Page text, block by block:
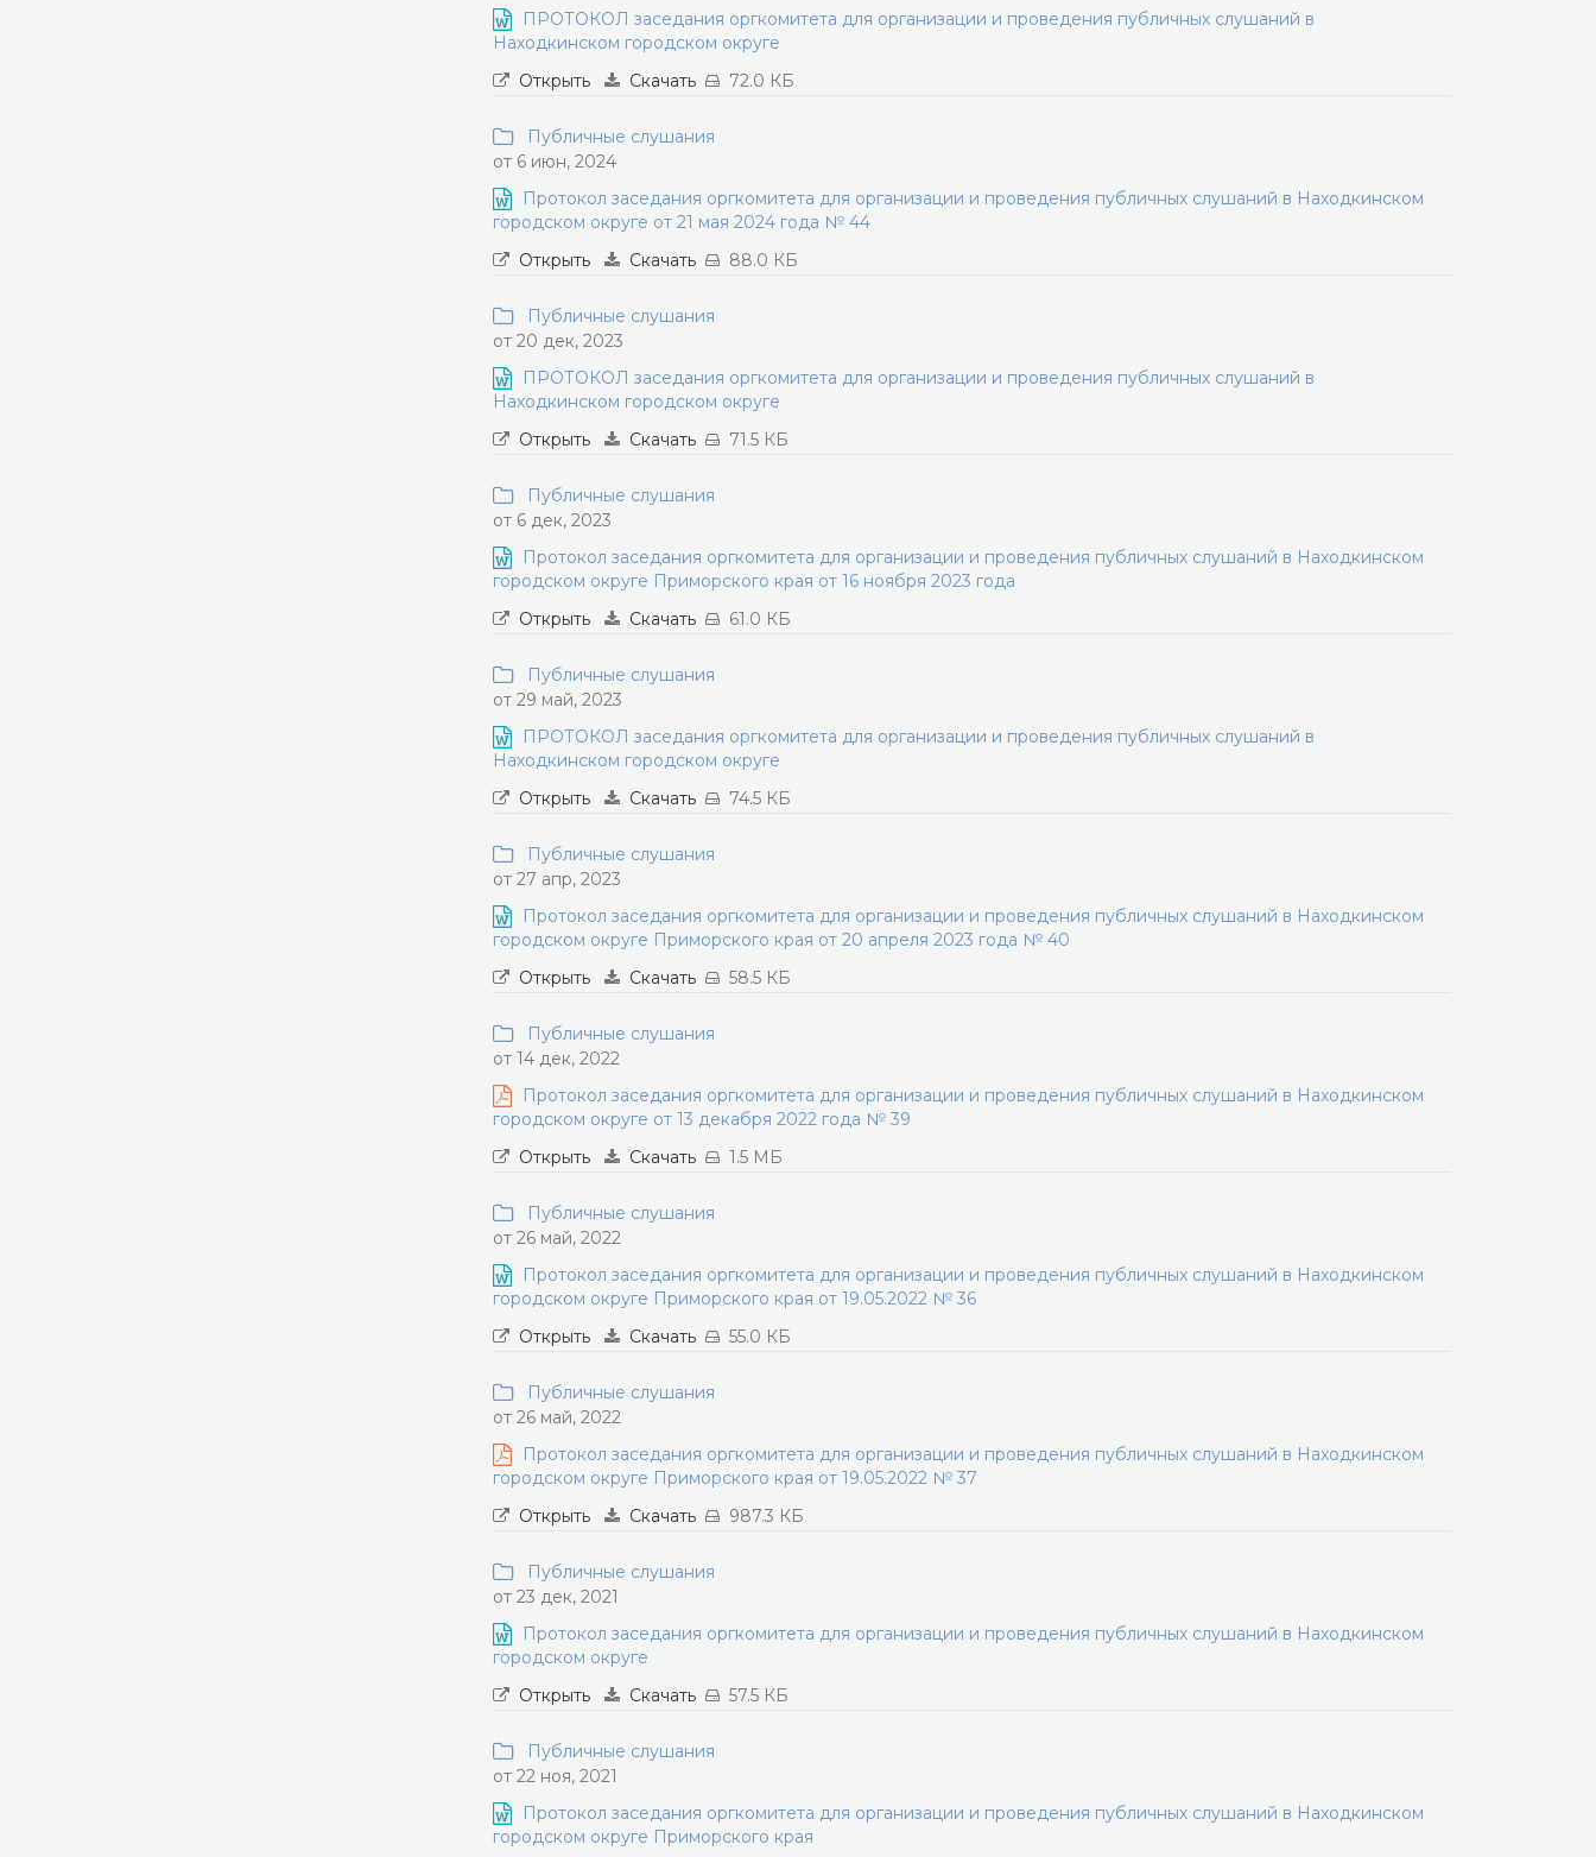
ПРОТОКОЛ заседания оргкомитета для организации и проведения публичных слушаний в
Находкинском городском округе
Открыть
Скачать 72.0 КБ
Публичные слушания
от 6 июн, 2024
Протокол заседания оргкомитета для организации и проведения публичных слушаний в Находкинском
городском округе от 21 мая 2024 года № 44
Открыть
Скачать 88.0 КБ
Публичные слушания
от 20 дек, 2023
ПРОТОКОЛ заседания оргкомитета для организации и проведения публичных слушаний в
Находкинском городском округе
Открыть
Скачать 71.5 КБ
Публичные слушания
от 6 дек, 2023
Протокол заседания оргкомитета для организации и проведения публичных слушаний в Находкинском
городском округе Приморского края от 16 ноября 2023 года
Открыть
Скачать 61.0 КБ
Публичные слушания
от 29 май, 2023
ПРОТОКОЛ заседания оргкомитета для организации и проведения публичных слушаний в
Находкинском городском округе
Открыть
Скачать 74.5 КБ
Публичные слушания
от 27 апр, 2023
Протокол заседания оргкомитета для организации и проведения публичных слушаний в Находкинском
городском округе Приморского края от 20 апреля 2023 года № 40
Открыть
Скачать 58.5 КБ
Публичные слушания
от 14 дек, 2022
Протокол заседания оргкомитета для организации и проведения публичных слушаний в Находкинском
городском округе от 13 декабря 2022 года № 39
Открыть
Скачать 1.5 МБ
Публичные слушания
от 26 май, 2022
Протокол заседания оргкомитета для организации и проведения публичных слушаний в Находкинском
городском округе Приморского края от 19.05.2022 № 36
Открыть
Скачать 55.0 КБ
Публичные слушания
от 26 май, 2022
Протокол заседания оргкомитета для организации и проведения публичных слушаний в Находкинском
городском округе Приморского края от 19.05.2022 № 37
Открыть
Скачать 987.3 КБ
Публичные слушания
от 23 дек, 2021
Протокол заседания оргкомитета для организации и проведения публичных слушаний в Находкинском
городском округе
Открыть
Скачать 57.5 КБ
Публичные слушания
от 22 ноя, 2021
Протокол заседания оргкомитета для организации и проведения публичных слушаний в Находкинском
городском округе Приморского края